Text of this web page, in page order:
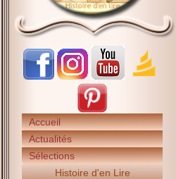
Accueil
Actualités
Sélections
Histoire d'en Lire